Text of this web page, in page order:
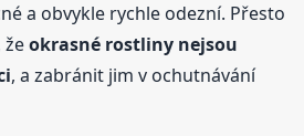
a obvykle rychle odezní. Přesto
žeokrasné rostliny nejsou
, a zabránit jim v ochutnávání